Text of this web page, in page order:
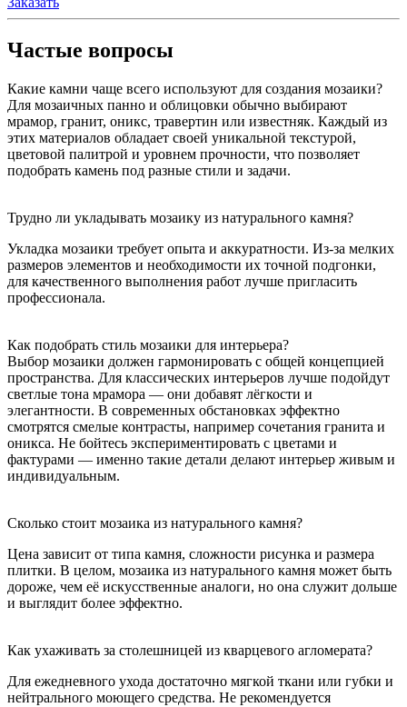
Частые вопросы
Какие камни чаще всего используют для создания мозаики?
Для мозаичных панно и облицовки обычно выбирают
мрамор, гранит, оникс, травертин или известняк. Каждый из
этих материалов обладает своей уникальной текстурой,
цветовой палитрой и уровнем прочности, что позволяет
подобрать камень под разные стили и задачи.
Трудно ли укладывать мозаику из натурального камня?
Укладка мозаики требует опыта и аккуратности. Из-за мелких
размеров элементов и необходимости их точной подгонки,
для качественного выполнения работ лучше пригласить
профессионала.
Как подобрать стиль мозаики для интерьера?
Выбор мозаики должен гармонировать с общей концепцией
пространства. Для классических интерьеров лучше подойдут
светлые тона мрамора — они добавят лёгкости и
элегантности. В современных обстановках эффектно
смотрятся смелые контрасты, например сочетания гранита и
оникса. Не бойтесь экспериментировать с цветами и
фактурами — именно такие детали делают интерьер живым и
индивидуальным.
Сколько стоит мозаика из натурального камня?
Цена зависит от типа камня, сложности рисунка и размера
плитки. В целом, мозаика из натурального камня может быть
дороже, чем её искусственные аналоги, но она служит дольше
и выглядит более эффектно.
Как ухаживать за столешницей из кварцевого агломерата?
Для ежедневного ухода достаточно мягкой ткани или губки и
нейтрального моющего средства. Не рекомендуется